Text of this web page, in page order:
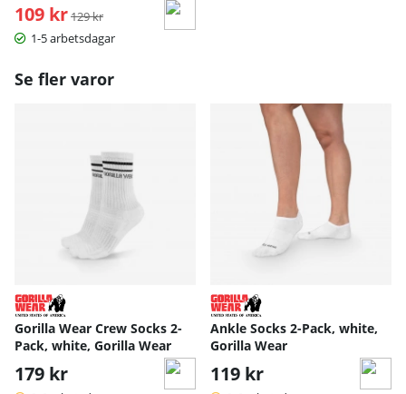
109 kr Ordinarie pris:
129 kr
1-5 arbetsdagar
Se fler varor
Gorilla Wear Crew Socks 2-
Pack, white, Gorilla Wear
179 kr
Ankle Socks 2-Pack, white,
Gorilla Wear
119 kr